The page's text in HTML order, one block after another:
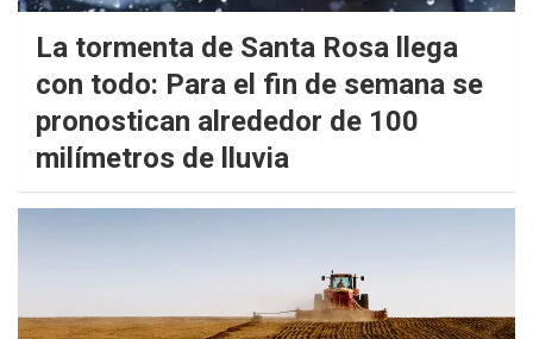
La tormenta de Santa Rosa llega
con todo: Para el fin de semana se
pronostican alrededor de 100
milímetros de lluvia